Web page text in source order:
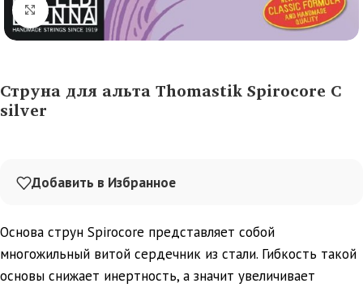
Нажмите, чтобы увеличить
Струна для альта Thomastik Spirocorе С
silver
Добавить в Избранное
Основа струн Spirocore представляет собой
многожильный витой сердечник из стали. Гибкость такой
основы снижает инертность, а значит увеличивает